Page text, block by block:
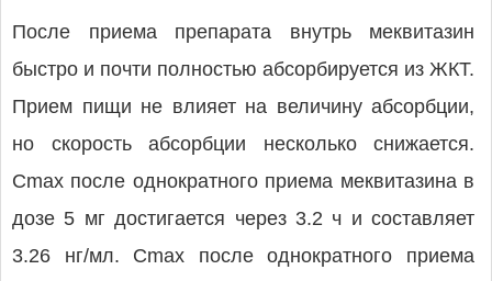
После приема препарата внутрь меквитазин
быстро и почти полностью абсорбируется из ЖКТ.
Прием пищи не влияет на величину абсорбции,
но скорость абсорбции несколько снижается.
Cmax после однократного приема меквитазина в
дозе 5 мг достигается через 3.2 ч и составляет
3.26 нг/мл. Cmax после однократного приема